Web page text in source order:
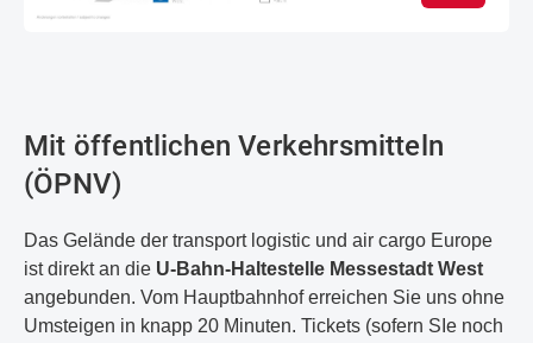
Mit öffentlichen Verkehrsmitteln
(ÖPNV)
Das Gelände der transport logistic und air cargo Europe
ist direkt an die U-Bahn-Haltestelle Messestadt West
angebunden. Vom Hauptbahnhof erreichen Sie uns ohne
Umsteigen in knapp 20 Minuten. Tickets (sofern SIe noch